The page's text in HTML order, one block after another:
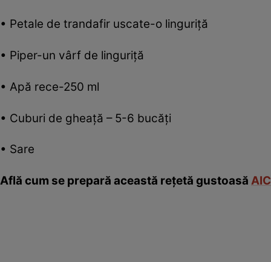
• Petale de trandafir uscate-o linguriţă
• Piper-un vârf de linguriţă
• Apă rece-250 ml
• Cuburi de gheaţă – 5-6 bucăţi
• Sare
Află cum se prepară această reţetă gustoasă